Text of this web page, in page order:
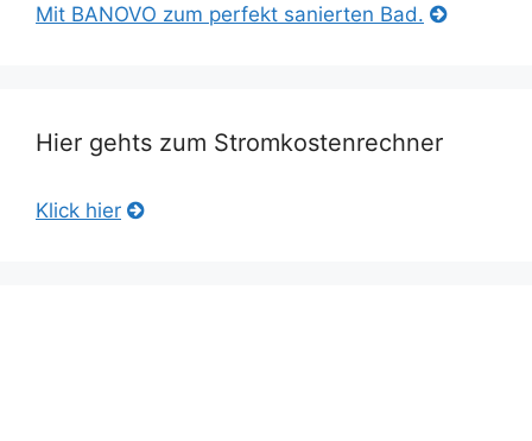
Mit BANOVO zum perfekt sanierten Bad.
Hier gehts zum Stromkostenrechner
Klick hier